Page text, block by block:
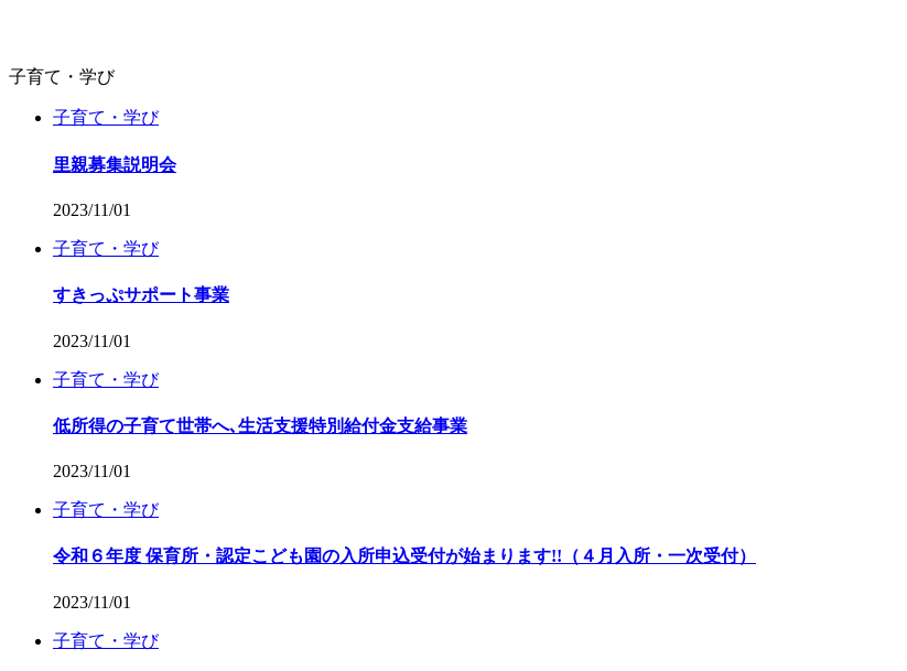
子育て・学び
子育て・学び
里親募集説明会
2023/11/01
子育て・学び
すきっぷサポート事業
2023/11/01
子育て・学び
低所得の子育て世帯へ､生活支援特別給付金支給事業
2023/11/01
子育て・学び
令和６年度 保育所・認定こども園の入所申込受付が始まります!!（４月入所・一次受付）
2023/11/01
子育て・学び